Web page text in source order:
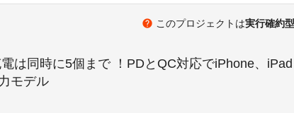
help このプロジェクトは実行確約型
は同時に5個まで ！PDとQC対応でiPhone、iPad
モデル